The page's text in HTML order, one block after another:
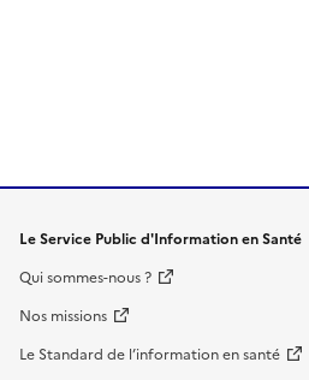
Le Service Public d'Information en Santé
Qui sommes-nous ?
Nos missions
Le Standard de l’information en santé